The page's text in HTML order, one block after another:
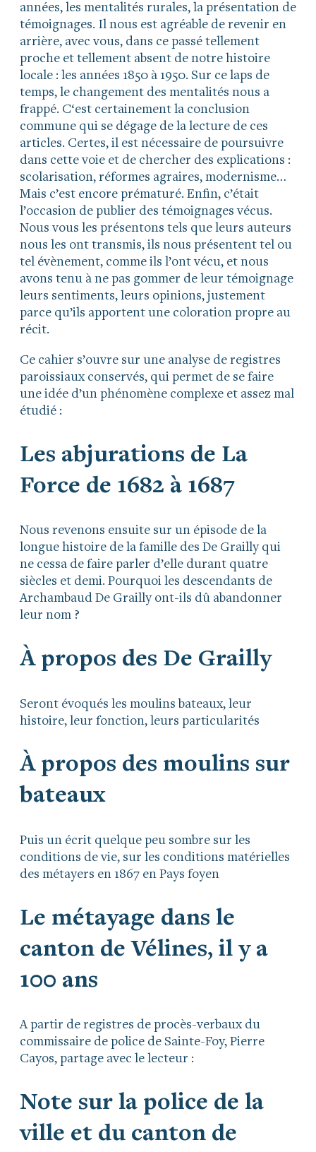
années, les mentalités rurales, la présentation de
témoignages. Il nous est agréable de revenir en
arrière, avec vous, dans ce passé tellement
proche et tellement absent de notre histoire
locale : les années 1850 à 1950. Sur ce laps de
temps, le changement des mentalités nous a
frappé. C‘est certainement la conclusion
commune qui se dégage de la lecture de ces
articles. Certes, il est nécessaire de poursuivre
dans cette voie et de chercher des explications :
scolarisation, réformes agraires, modernisme…
Mais c’est encore prématuré. Enfin, c’était
l’occasion de publier des témoignages vécus.
Nous vous les présentons tels que leurs auteurs
nous les ont transmis, ils nous présentent tel ou
tel évènement, comme ils l’ont vécu, et nous
avons tenu à ne pas gommer de leur témoignage
leurs sentiments, leurs opinions, justement
parce qu’ils apportent une coloration propre au
récit.
Ce cahier s’ouvre sur une analyse de registres
paroissiaux conservés, qui permet de se faire
une idée d’un phénomène complexe et assez mal
étudié :
Les abjurations de La
Force de 1682 à 1687
Nous revenons ensuite sur un épisode de la
longue histoire de la famille des De Grailly qui
ne cessa de faire parler d’elle durant quatre
siècles et demi. Pourquoi les descendants de
Archambaud De Grailly ont-ils dû abandonner
leur nom ?
À propos des De Grailly
Seront évoqués les moulins bateaux, leur
histoire, leur fonction, leurs particularités
À propos des moulins sur
bateaux
Puis un écrit quelque peu sombre sur les
conditions de vie, sur les conditions matérielles
des métayers en 1867 en Pays foyen
Le métayage dans le
canton de Vélines, il y a
100 ans
A partir de registres de procès-verbaux du
commissaire de police de Sainte-Foy, Pierre
Cayos, partage avec le lecteur :
Note sur la police de la
ville et du canton de